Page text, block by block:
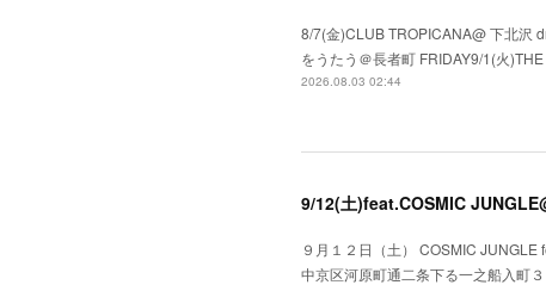
8/7(金)CLUB TROPICANA@ 下北沢
をうたう＠長者町 FRIDAY9/1(火
2026.08.03 02:44
9/12(土)feat.COSMIC
９月１２日（土） COSMIC
中京区河原町通二条下る一之船入町